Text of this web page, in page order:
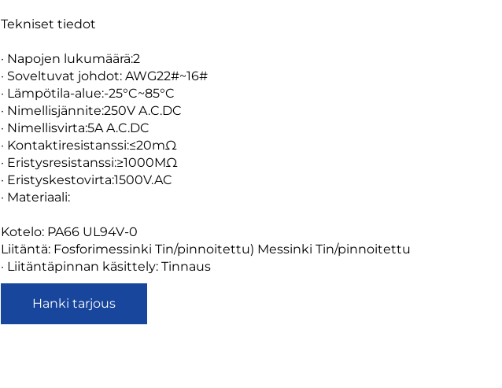
Tekniset tiedot
· Napojen lukumäärä:2
· Soveltuvat johdot: AWG22#~16#
· Lämpötila-alue:-25°C~85°C
· Nimellisjännite:250V A.C.DC
· Nimellisvirta:5A A.C.DC
· Kontaktiresistanssi:≤20mΩ
· Eristysresistanssi:≥1000MΩ
· Eristyskestovirta:1500V.AC
· Materiaali:
Kotelo: PA66 UL94V-0
Liitäntä: Fosforimessinki Tin/pinnoitettu) Messinki Tin/pinnoitettu
· Liitäntäpinnan käsittely: Tinnaus
Hanki tarjous